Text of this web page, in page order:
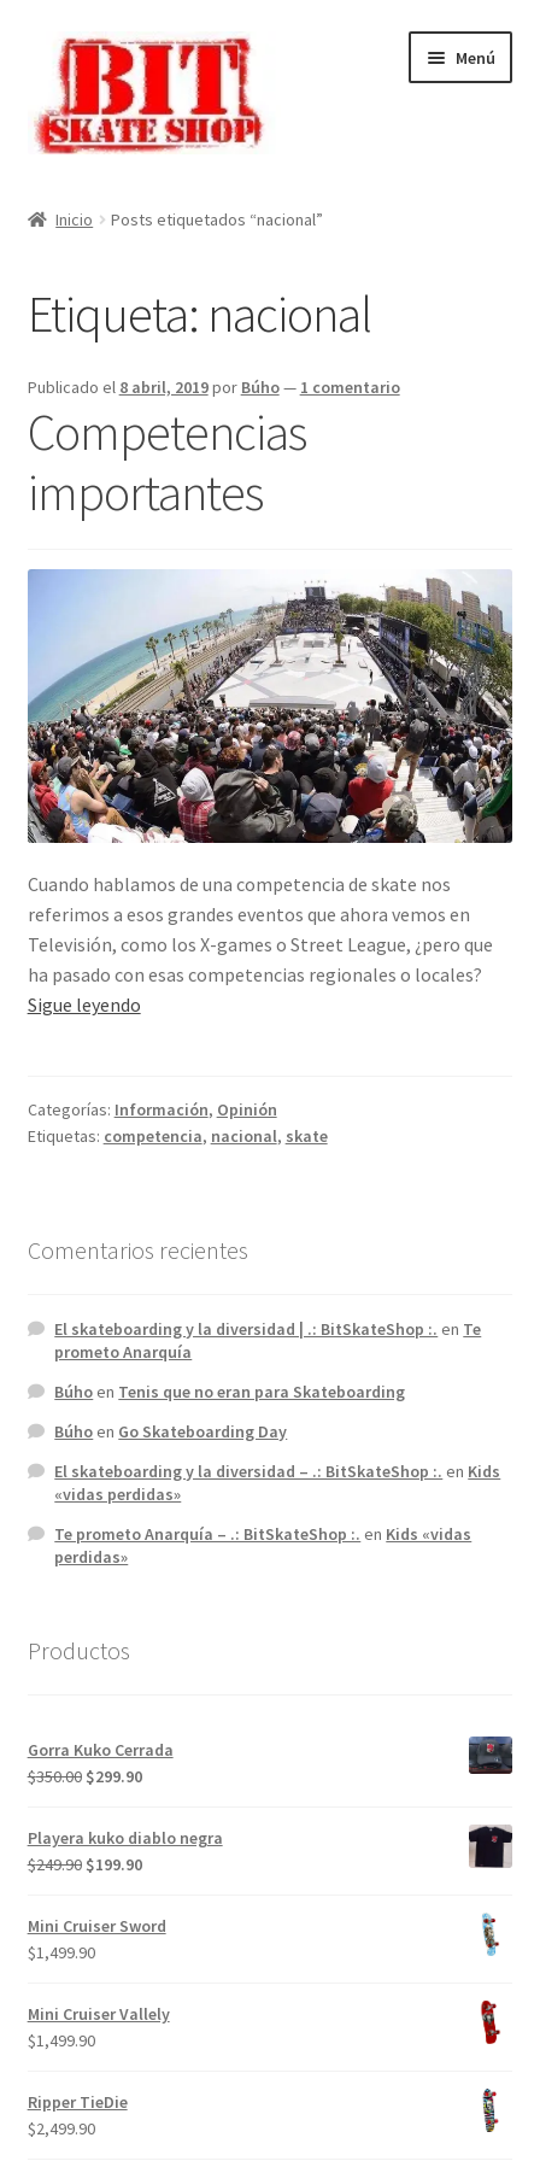
navegación
contenido
Menú
Finalizar compra
Carrito
Tienda
Inicio Posts etiquetados “nacional”
Etiqueta: nacional
Publicado el 8 abril, 2019por Búho— 1 comentario
Competencias
importantes
Cuando hablamos de una competencia de skate nos
referimos a esos grandes eventos que ahora vemos en
Televisión, como los X-games o Street League, ¿pero que
ha pasado con esas competencias regionales o locales?
Sigue leyendoCompetencias
Categorías: Información, Opinión
Etiquetas: competencia, nacional, skate
Comentarios recientes
El skateboarding y la diversidad | .: BitSkateShop :. en Te
prometo Anarquía
Búhoen Tenis que no eran para Skateboarding
Búhoen Go Skateboarding Day
El skateboarding y la diversidad – .: BitSkateShop :. en Kids
«vidas perdidas»
Te prometo Anarquía – .: BitSkateShop :. en Kids «vidas
perdidas»
Productos
Gorra Kuko Cerrada
$350.00 El
original
era:
$299.90El
actual
es:
Playera kuko diablo negra
$249.90 El
original
era:
$199.90El
actual
Mini Cruiser Sword
$1,499.90
Mini Cruiser Vallely
$1,499.90
Ripper TieDie
$2,499.90